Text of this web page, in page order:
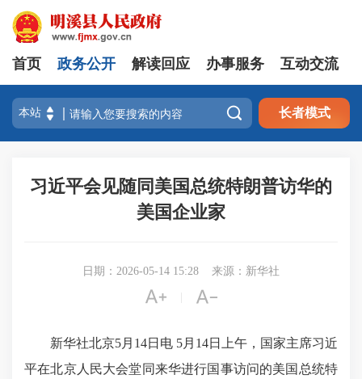
首页 政务公开 解读回应 办事服务 互动交流
 长者模式
习近平会见随同美国总统特朗普访华的
美国企业家
日期：2026-05-14 15:28 来源：新华社
 
新华社北京5月14日电 5月14日上午，国家主席习近
平在北京人民大会堂同来华进行国事访问的美国总统特